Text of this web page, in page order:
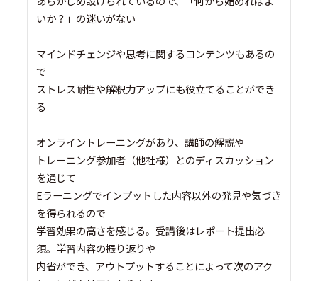
いか？」の迷いがない
マインドチェンジや思考に関するコンテンツもあるの
で
ストレス耐性や解釈力アップにも役立てることができ
る
オンライントレーニングがあり、講師の解説や
トレーニング参加者（他社様）とのディスカッション
を通じて
Eラーニングでインプットした内容以外の発見や気づき
を得られるので
学習効果の高さを感じる。受講後はレポート提出必
須。学習内容の振り返りや
内省ができ、アウトプットすることによって次のアク